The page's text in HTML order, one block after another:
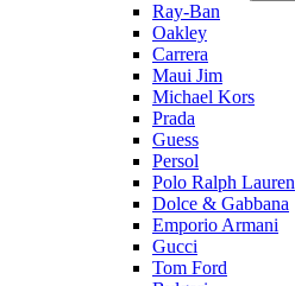
Ray-Ban
Oakley
Carrera
Maui Jim
Michael Kors
Prada
Guess
Persol
Polo Ralph Lauren
Dolce & Gabbana
Emporio Armani
Gucci
Tom Ford